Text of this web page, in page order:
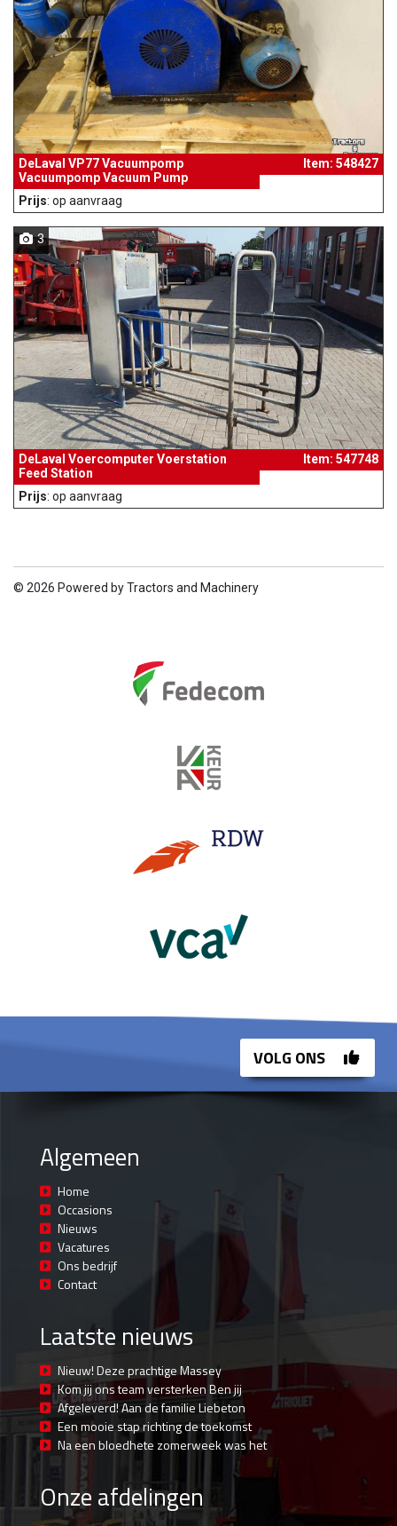
DeLaval VP77 Vacuumpomp
Vacuumpomp Vacuum Pump
Item: 548427
Prijs: op aanvraag
3
DeLaval Voercomputer Voerstation
Feed Station
Item: 547748
Prijs: op aanvraag
© 2026 Powered byTractors and Machinery
VOLG ONS
Algemeen
Home
Occasions
Nieuws
Vacatures
Ons bedrijf
Contact
Laatste nieuws
Nieuw! Deze prachtige Massey
Kom jij ons team versterken Ben jij
Afgeleverd! Aan de familie Liebeton
Een mooie stap richting de toekomst
Na een bloedhete zomerweek was het
Onze afdelingen